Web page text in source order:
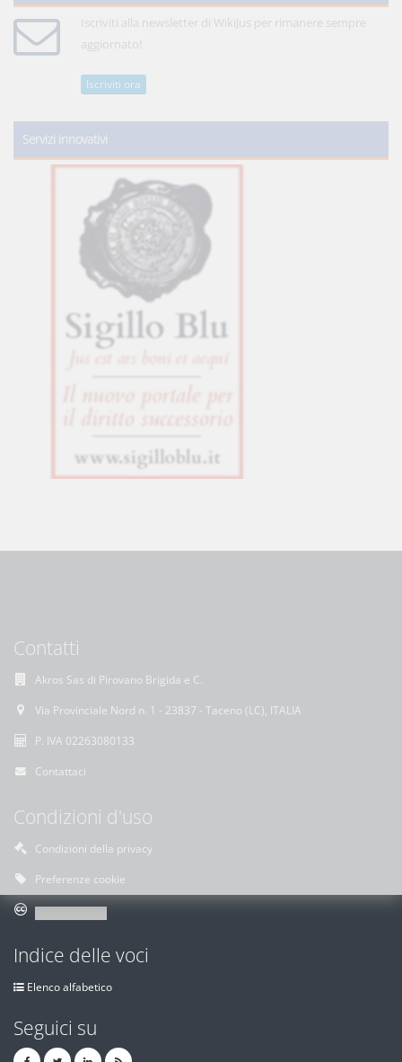
Iscriviti alla newsletter di WikiJus per rimanere sempre
aggiornato!
Iscriviti ora
Servizi innovativi
Contatti
Akros Sas di Pirovano Brigida e C.
Via Provinciale Nord n. 1 - 23837 - Taceno (LC), ITALIA
P. IVA 02263080133
Contattaci
Condizioni d'uso
Condizioni della privacy
Preferenze cookie
Indice delle voci
Elenco alfabetico
Seguici su